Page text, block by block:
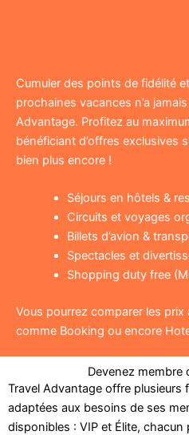
Cumuler des points de fidélité
prochaines vacances n’a
Advantage. Profitez au
bénéficiant d’offres exclusives
bien plus encore !
Séjours en hôtels &
Circuits et voyages
Billets d’avion &
Spectacles et
Shopping duty free
Vous pourrez comparer les prix
comme Booking ou encore
Devenez membre
Travel Advantage offre plusieurs
adaptées aux besoins de ses
disponibles : VIP et Élite,